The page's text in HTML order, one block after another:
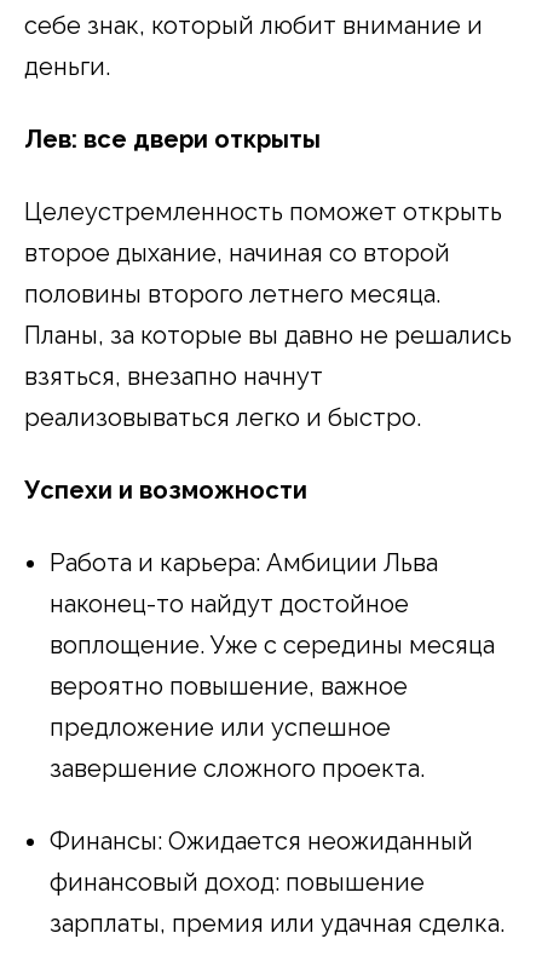
себе знак, который любит внимание и
деньги.
Лев: все двери открыты
Целеустремленность поможет открыть
второе дыхание, начиная со второй
половины второго летнего месяца.
Планы, за которые вы давно не решались
взяться, внезапно начнут
реализовываться легко и быстро.
Успехи и возможности
Работа и карьера: Амбиции Льва
наконец-то найдут достойное
воплощение. Уже с середины месяца
вероятно повышение, важное
предложение или успешное
завершение сложного проекта.
Финансы: Ожидается неожиданный
финансовый доход: повышение
зарплаты, премия или удачная сделка.